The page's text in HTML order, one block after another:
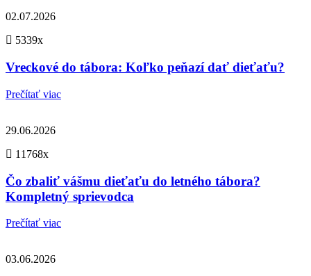
02.07.2026
5339x
Vreckové do tábora: Koľko peňazí dať dieťaťu?
Prečítať viac
29.06.2026
11768x
Čo zbaliť vášmu dieťaťu do letného tábora?
Kompletný sprievodca
Prečítať viac
03.06.2026